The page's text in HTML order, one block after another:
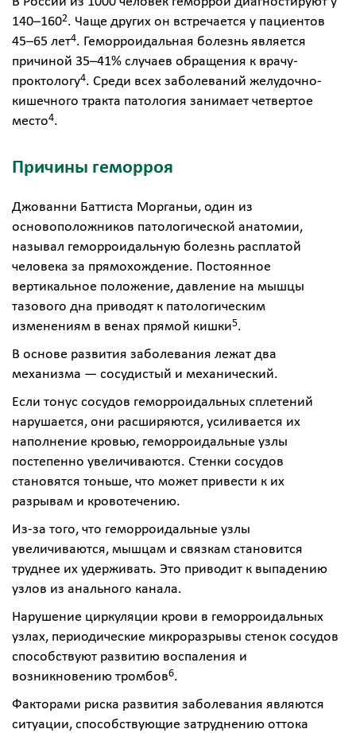
140–1602. Чаще других он встречается у пациентов
45–65 лет4. Геморроидальная болезнь является
причиной 35–41% случаев обращения к врачу-
проктологу4. Среди всех заболеваний желудочно-
кишечного тракта патология занимает четвертое
место4.
Причины геморроя
Джованни Баттиста Морганьи, один из
основоположников патологической анатомии,
называл геморроидальную болезнь расплатой
человека за прямохождение. Постоянное
вертикальное положение, давление на мышцы
тазового дна приводят к патологическим
изменениям в венах прямой кишки5.
В основе развития заболевания лежат два
механизма — сосудистый и механический.
Если тонус сосудов геморроидальных сплетений
нарушается, они расширяются, усиливается их
наполнение кровью, геморроидальные узлы
постепенно увеличиваются. Стенки сосудов
становятся тоньше, что может привести к их
разрывам и кровотечению.
Из-за того, что геморроидальные узлы
увеличиваются, мышцам и связкам становится
труднее их удерживать. Это приводит к выпадению
узлов из анального канала.
Нарушение циркуляции крови в геморроидальных
узлах, периодические микроразрывы стенок сосудов
способствуют развитию воспаления и
возникновению тромбов6.
Факторами риска развития заболевания являются
ситуации, способствующие затруднению оттока